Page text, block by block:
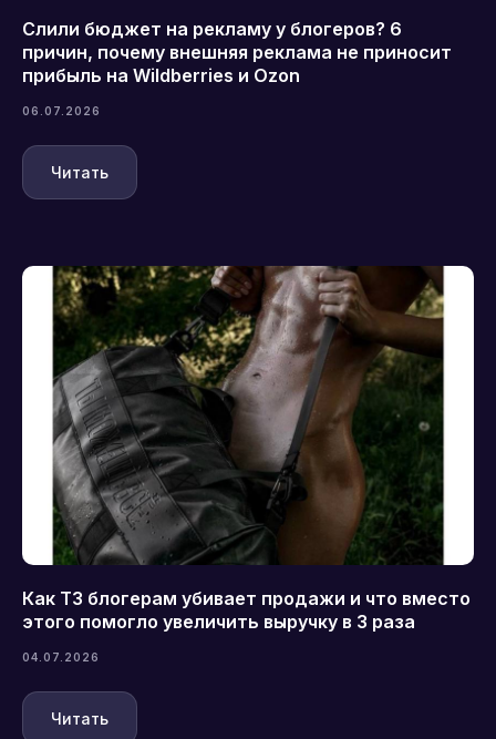
Слили бюджет на рекламу у блогеров? 6
причин, почему внешняя реклама не приносит
прибыль на Wildberries и Ozon
06.07.2026
Читать
Как ТЗ блогерам убивает продажи и что вместо
этого помогло увеличить выручку в 3 раза
04.07.2026
Читать